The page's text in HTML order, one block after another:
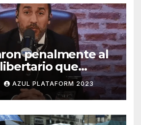
penalmente al
que
napalm sobre
Aires
AZUL PLATAFORM 2023